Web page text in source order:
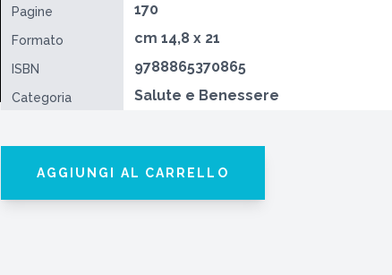
Pagine 170
Formato cm 14,8 x 21
ISBN 9788865370865
Categoria Salute e Benessere
AGGIUNGI AL CARRELLO